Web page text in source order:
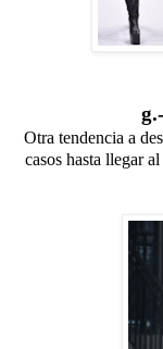
Otra tendencia a
casos hasta llegar